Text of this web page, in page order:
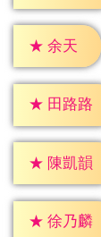
★ 余天
★ 田路路
★ 陳凱韻
★ 徐乃麟